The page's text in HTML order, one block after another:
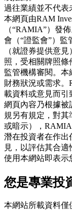
過往業績並不代表
本網頁由RAM
（“RAMIA”）發
會（“證監會”）監
（就證券提供意
照，受相關牌照
監管機構審閱。本
財務狀況或需求
載資料或意見而引
網頁內容乃根據被
規另有規定，對
或暗示），
潛在投資者在作出
見，以評估其合適
使用本網站即表示
您是專業投
本網站所載資料僅